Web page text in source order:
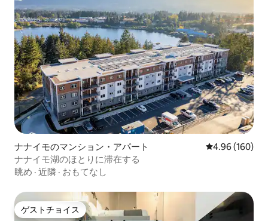
ナナイモのマンション・アパート レビュー160
4.96 (160)
ナナイモ湖のほとりに滞在する
眺め · 近隣 · おもてなし
ゲストチョイス
ゲストチョイス